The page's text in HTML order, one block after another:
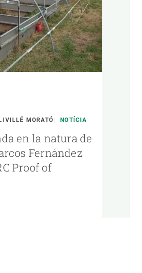
MORATÓ NOTÍCIA
en la natura de
Fernández
Proof of